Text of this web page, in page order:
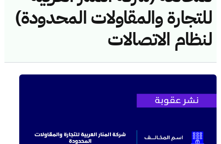
للتجارة والمقاولات المحدودة)
لنظام الاتصالات